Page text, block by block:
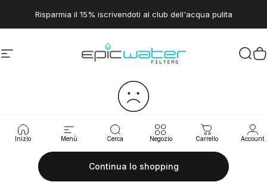
Risparmia il 15% iscrivendoti al club dell'acqua pulita
Navigazione del sitoEpic Water Filters USA
Inizio Menù Cerca Negozio Carrello Account
Il tuo carrello è vuoto.
Continua lo shopping